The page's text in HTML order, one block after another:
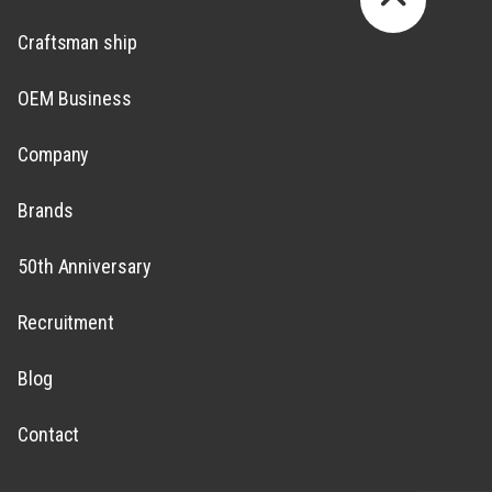
Craftsman ship
OEM Business
Company
Brands
50th Anniversary
Recruitment
Blog
Contact